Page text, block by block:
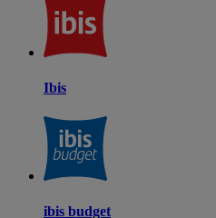
Ibis
ibis budget